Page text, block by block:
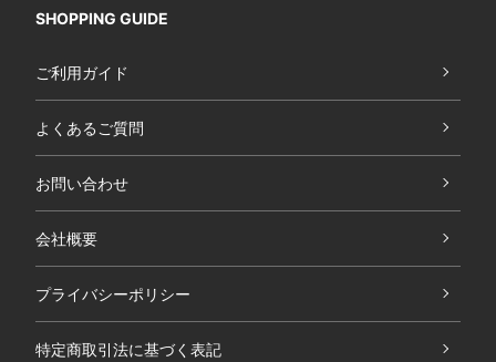
SHOPPING GUIDE
ご利用ガイド
よくあるご質問
お問い合わせ
会社概要
プライバシーポリシー
特定商取引法に基づく表記